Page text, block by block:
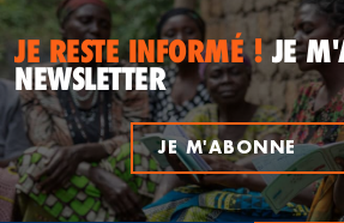
JE RESTE INFORMÉ !JE
NEWSLETTER
JE M'ABONNE